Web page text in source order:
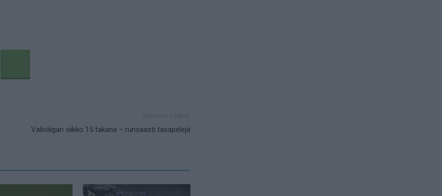
Valioliigan viikko 15 takana – runsaasti tasapelejä